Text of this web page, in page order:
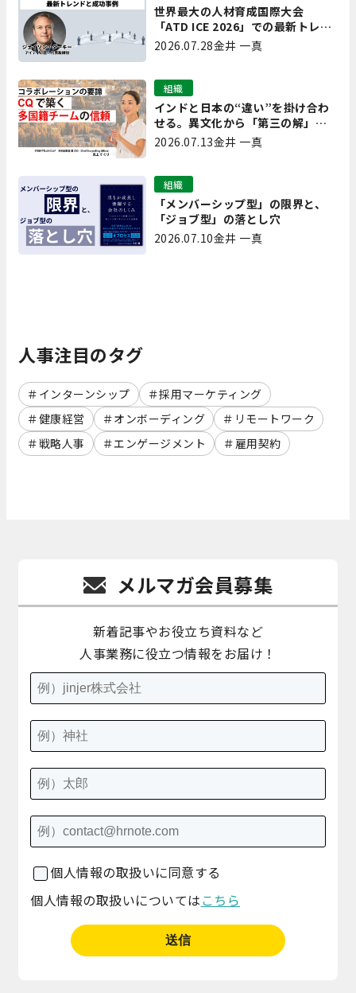
世界最大の人材育成国際大会
「ATD ICE 2026」での最新トレン
ドと成功事例｜「重要で実用的
な、日本にも合う」ホットトピッ
2026.07.28金井 一真
インドと日本の“違い”を掛け合わ
せる。異文化から「第三の解」を
生み出す実践【現場を変えるCQ白
組織
2026.07.13金井 一真
「メンバーシップ型」の限界と、
「ジョブ型」の落とし穴
組織
2026.07.10金井 一真
人事注目のタグ
インターンシップ
採用マーケティング
健康経営
オンボーディング
リモートワーク
戦略人事
エンゲージメント 雇用契約
メルマガ会員募集
新着記事やお役立ち資料など
人事業務に役立つ情報をお届け！
個人情報の取扱いに同意する
個人情報の取扱いについては こちら